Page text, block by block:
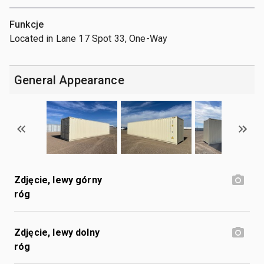
Funkcje
Located in Lane 17 Spot 33, One-Way
General Appearance
Zdjęcie, lewy górny
róg
Zdjęcie, lewy dolny
róg